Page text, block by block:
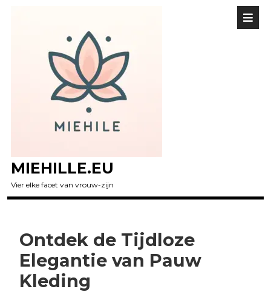
MIEHILLE.EU
Vier elke facet van vrouw-zijn
Ontdek de Tijdloze
Elegantie van Pauw
Kleding